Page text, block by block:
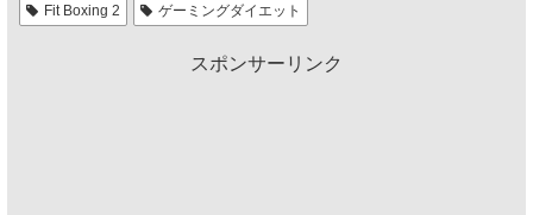
Fit Boxing 2 ゲーミングダイエット
スポンサーリンク